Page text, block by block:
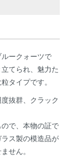
ークォーツで
てられ、魅力た
タイプです。
抜群、クラック
で、本物の証で
ス製の模造品が
せん。